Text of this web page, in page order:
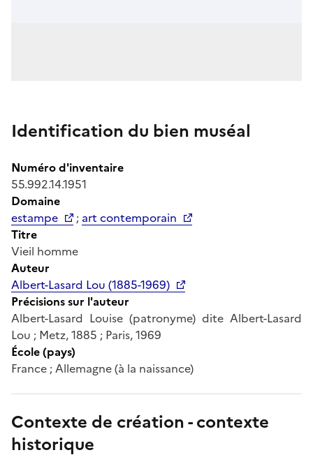
Identification du bien muséal
Numéro d'inventaire
55.992.14.1951
Domaine
estampe
; art contemporain
Titre
Vieil homme
Auteur
Albert-Lasard Lou (1885-1969)
Précisions sur l'auteur
Albert-Lasard Louise (patronyme) dite Albert-Lasard
Lou ; Metz, 1885 ; Paris, 1969
École (pays)
France ; Allemagne (à la naissance)
Contexte de création - contexte
historique